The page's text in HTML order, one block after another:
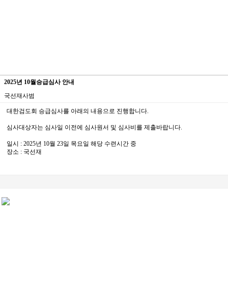
2025년 10월승급심사 안내
국선재사범
대한검도회 승급심사를 아래의 내용으로 진행합니다.
심사대상자는 심사일 이전에 심사원서 및 심사비를 제출바랍니다.
일시 : 2025년 10월 23일 목요일 해당 수련시간 중
장소 : 국선재